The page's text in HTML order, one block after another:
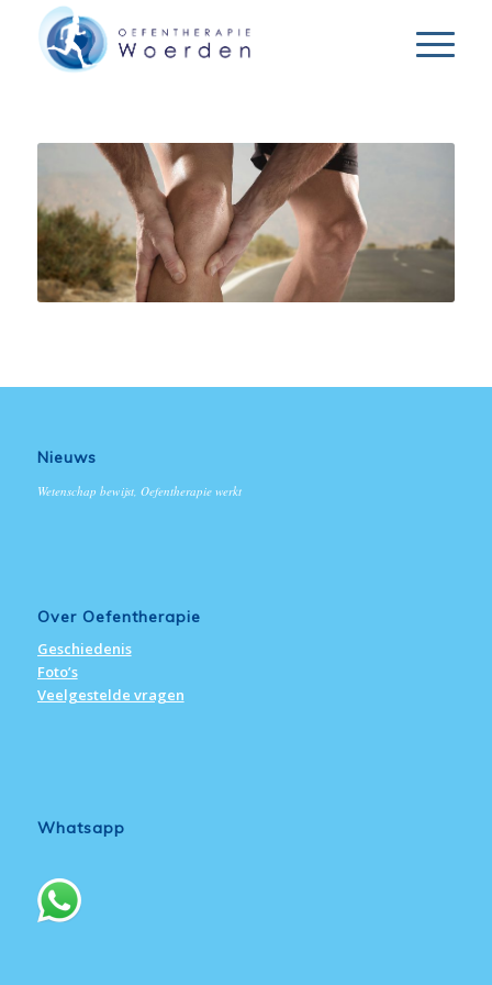
Nieuws
Wetenschap bewijst, Oefentherapie werkt
Over Oefentherapie
Geschiedenis
Foto’s
Veelgestelde vragen
Whatsapp